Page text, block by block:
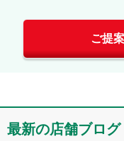
ご提
最新の店舗ブロ